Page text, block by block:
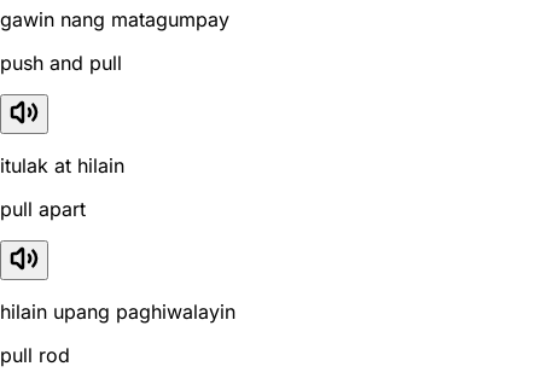
gawin nang matagumpay
push and pull
itulak at hilain
pull apart
hilain upang paghiwalayin
pull rod